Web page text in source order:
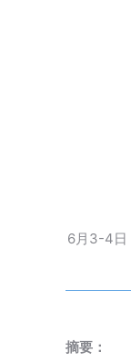
6月3-4日
摘要：